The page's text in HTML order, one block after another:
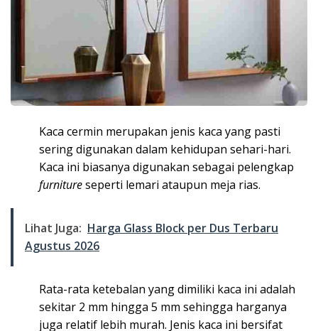
Kaca cermin merupakan jenis kaca yang pasti
sering digunakan dalam kehidupan sehari-hari.
Kaca ini biasanya digunakan sebagai pelengkap
furnitureseperti lemari ataupun meja rias.
Lihat Juga: Harga Glass Block per Dus Terbaru
Agustus 2026
Rata-rata ketebalan yang dimiliki kaca ini adalah
sekitar 2 mm hingga 5 mm sehingga harganya
juga relatif lebih murah. Jenis kaca ini bersifat